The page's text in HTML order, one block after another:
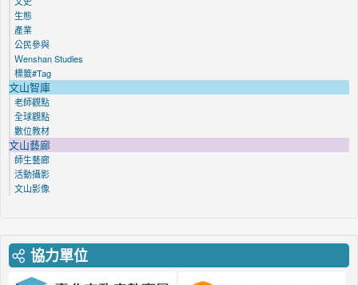
生態
產業
公民參與
Ｗenshan Studies
標籤#Tag
文山智庫
老師觀點
全球觀點
數位教材
文山藝廊
師生藝廊
活動攝影
文山影像
協力單位